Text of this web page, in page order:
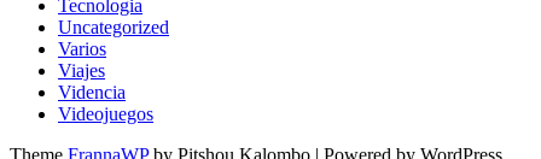
Tecnologia
Uncategorized
Varios
Viajes
Videncia
Videojuegos